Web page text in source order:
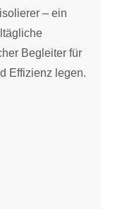
– ein
Begleiter für
Effizienz legen.